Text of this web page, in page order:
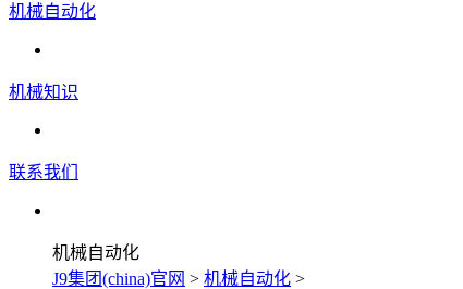
机械自动化
机械知识
联系我们
机械自动化
J9集团(china)官网 > 机械自动化 >